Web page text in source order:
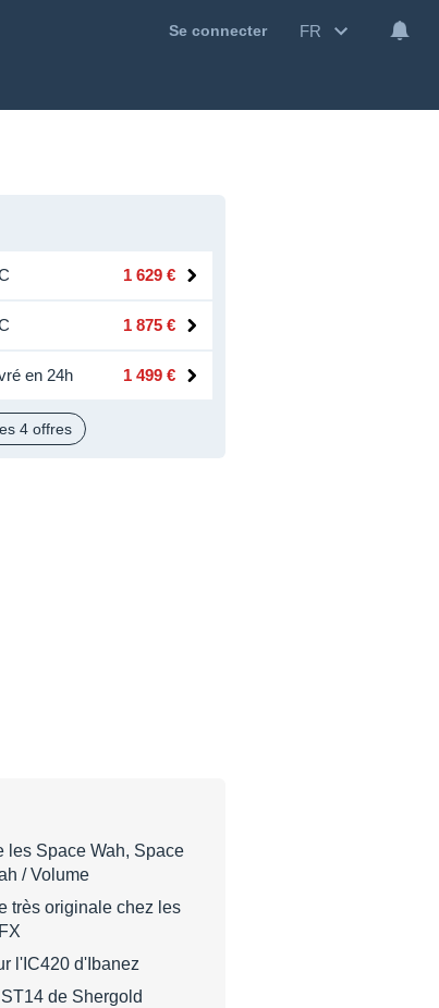
Se connecter FR
1 629 €
1 875 €
en 24h 1 499 €
4 offres
les Space Wah, Space
/ Volume
très originale chez les
l'IC420 d'Ibanez
de Shergold